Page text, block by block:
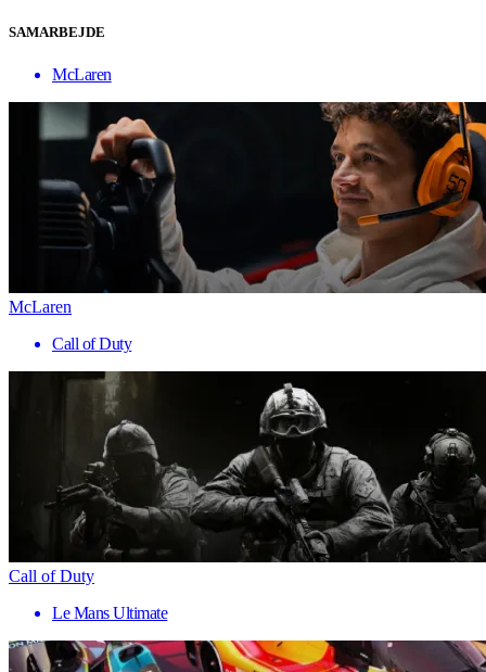
SAMARBEJDE
McLaren
McLaren
Call of Duty
Call of Duty
Le Mans Ultimate